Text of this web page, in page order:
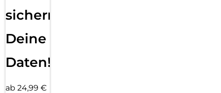
sichern
Deine
Daten!
ab 24,99 €